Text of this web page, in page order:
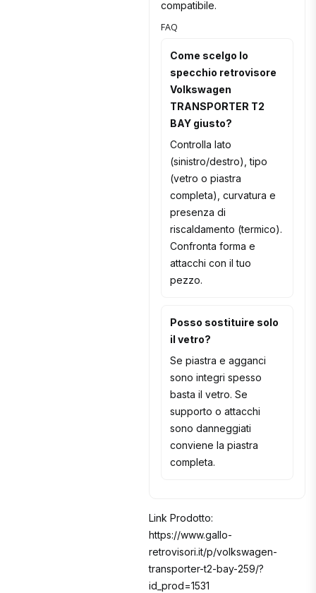
compatibile.
FAQ
Come scelgo lo
specchio retrovisore
Volkswagen
TRANSPORTER T2
BAY giusto?
Controlla lato
(sinistro/destro), tipo
(vetro o piastra
completa), curvatura e
presenza di
riscaldamento (termico).
Confronta forma e
attacchi con il tuo
pezzo.
Posso sostituire solo
il vetro?
Se piastra e agganci
sono integri spesso
basta il vetro. Se
supporto o attacchi
sono danneggiati
conviene la piastra
completa.
Link Prodotto:
https://www.gallo-
retrovisori.it/p/volkswagen-
transporter-t2-bay-259/?
id_prod=1531